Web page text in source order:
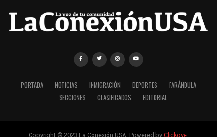
PORTADA NOTICIAS INMIGRACIÓN DEPORTES
FARÁNDULA
SECCIONES
CLASIFICADOS EDITORIAL
Copyright © 2023 La Conexión USA. Powered by Clickove.